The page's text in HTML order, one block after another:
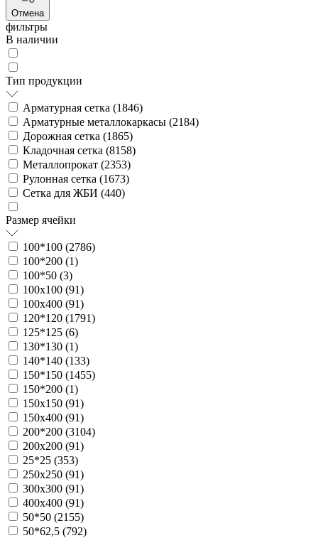
Отмена
фильтры
В наличии
Тип продукции
Арматурная сетка (1846)
Арматурные металлокаркасы (2184)
Дорожная сетка (1865)
Кладочная сетка (8158)
Металлопрокат (2353)
Рулонная сетка (1673)
Сетка для ЖБИ (440)
Размер ячейки
100*100 (2786)
100*200 (1)
100*50 (3)
100х100 (91)
100х400 (91)
120*120 (1791)
125*125 (6)
130*130 (1)
140*140 (133)
150*150 (1455)
150*200 (1)
150х150 (91)
150х400 (91)
200*200 (3104)
200х200 (91)
25*25 (353)
250х250 (91)
300х300 (91)
400х400 (91)
50*50 (2155)
50*62,5 (792)